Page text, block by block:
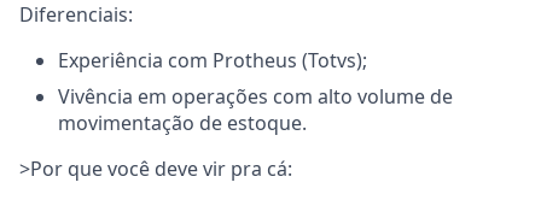
Diferenciais:
Experiência com Protheus (Totvs);
Vivência em operações com alto volume de
movimentação de estoque.
>Por que você deve vir pra cá: